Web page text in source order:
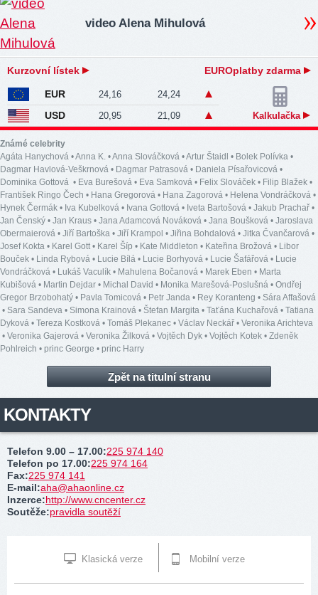
video Alena Mihulová
Kurzovní lístek EUROplatby zdarma
EUR 24,16 24,24
USD 20,95 21,09 Kalkulačka
Známé celebrity
Agáta Hanychová •Anna K. •Anna Slováčková •Artur Štaidl • Bolek Polívka •
Dagmar Havlová-Veškrnová • Dagmar Patrasová • Daniela Písařovicová •
Dominika Gottová • Eva Burešová • Eva Samková • Felix Slováček • Filip Blažek •
František Ringo Čech • Hana Gregorová • Hana Zagorová • Helena Vondráčková •
Hynek Čermák • Iva Kubelková • Ivana Gottová • Iveta Bartošová • Jakub Prachař •
Jan Čenský • Jan Kraus • Jana Adamcová Nováková • Jana Boušková • Jaroslava
Obermaierová • Jiří Bartoška • Jiří Krampol • Jiřina Bohdalová • Jitka Čvančarová •
Josef Kokta • Karel Gott• Karel Šíp • Kate Middleton • Kateřina Brožová • Libor
Bouček • Linda Rybová • Lucie Bílá • Lucie Borhyová • Lucie Šafářová • Lucie
Vondráčková • Lukáš Vaculík • Mahulena Bočanová • Marek Eben • Marta
Kubišová • Martin Dejdar • Michal David • Monika Marešová-Poslušná • Ondřej
Gregor Brzobohatý • Pavla Tomicová • Petr Janda • Rey Koranteng • Sára Affašová
• Sara Sandeva • Simona Krainová • Štefan Margita • Taťána Kuchařová • Tatiana
Dyková • Tereza Kostková • Tomáš Plekanec • Václav Neckář • Veronika Arichteva
• Veronika Gajerová • Veronika Žilková • Vojtěch Dyk • Vojtěch Kotek • Zdeněk
Pohlreich • princ George • princ Harry
Zpět na titulní stranu
KONTAKTY
Telefon 9.00 – 17.00:225 974 140
Telefon po 17.00:225 974 164
Fax:225 974 141
E-mail:aha@ahaonline.cz
Inzerce:http://www.cncenter.cz
Soutěže:pravidla soutěží
Klasická verze Mobilní verze